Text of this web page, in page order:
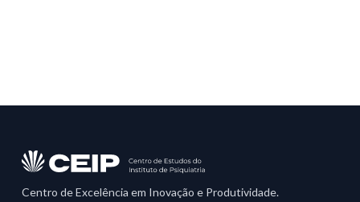
Centro de Excelência em Inovação e Produtividade.